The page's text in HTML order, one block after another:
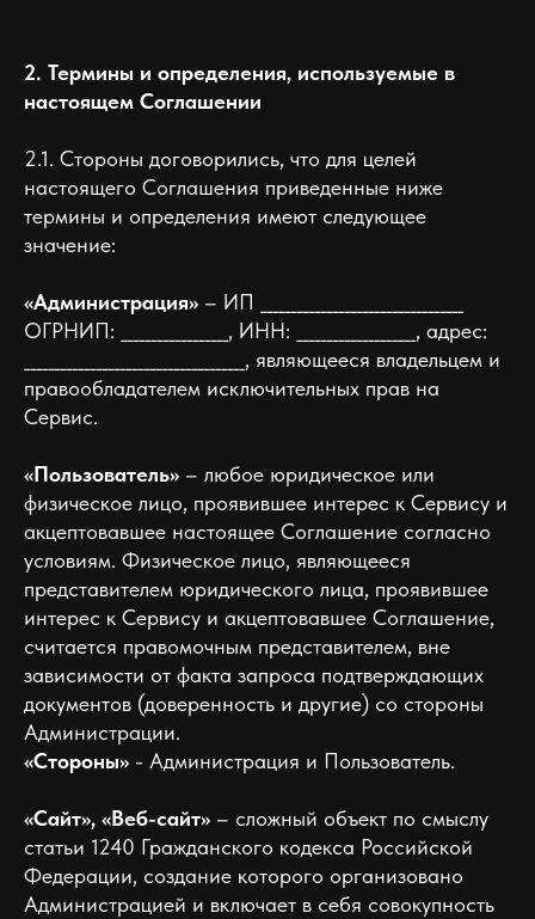
2. Термины и определения, используемые в
настоящем Соглашении
2.1. Стороны договорились, что для целей
настоящего Соглашения приведенные ниже
термины и определения имеют следующее
значение:
«Администрация» – ИП __________________________________
ОГРНИП: __________________, ИНН: ____________________, адрес:
_____________________________________, являющееся владельцем и
правообладателем исключительных прав на
Сервис.
«Пользователь» – любое юридическое или
физическое лицо, проявившее интерес к Сервису и
акцептовавшее настоящее Соглашение согласно
условиям. Физическое лицо, являющееся
представителем юридического лица, проявившее
интерес к Сервису и акцептовавшее Соглашение,
считается правомочным представителем, вне
зависимости от факта запроса подтверждающих
документов (доверенность и другие) со стороны
Администрации.
«Стороны» - Администрация и Пользователь.
«Сайт», «Веб-сайт» – сложный объект по смыслу
статьи 1240 Гражданского кодекса Российской
Федерации, создание которого организовано
Администрацией и включает в себя совокупность